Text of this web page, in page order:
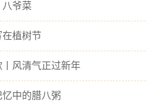
八爷菜
在植树节
丨风清气正过新年
忆中的腊八粥